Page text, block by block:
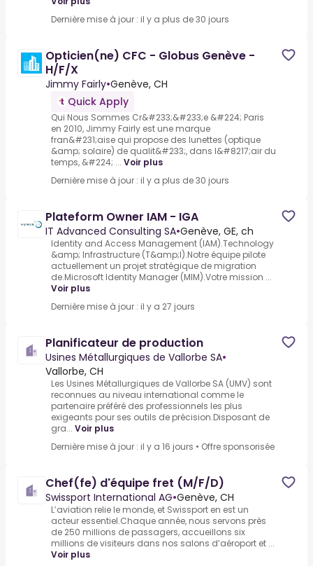
Dernière mise à jour : il y a plus de 30 jours
Opticien(ne) CFC - Globus Genève -
H/F/X
Jimmy Fairly•Genève, CH
Quick Apply
Qui Nous Sommes Cr&#233;&#233;e &#224; Paris
en 2010, Jimmy Fairly est une marque
fran&#231;aise qui propose des lunettes (optique
&amp; solaire) de qualit&#233;, dans l&#8217;air du
temps, &#224; ... Voir plus
Dernière mise à jour : il y a plus de 30 jours
Plateform Owner IAM - IGA
IT Advanced Consulting SA•Genève, GE, ch
Identity and Access Management (IAM).Technology
&amp; Infrastructure (T&amp;I).Notre équipe pilote
actuellement un projet stratégique de migration
de.Microsoft Identity Manager (MIM).Votre mission ...
Voir plus
Dernière mise à jour : il y a 27 jours
Planificateur de production
Usines Métallurgiques de Vallorbe SA•
Vallorbe, CH
Les Usines Métallurgiques de Vallorbe SA (UMV) sont
reconnues au niveau international comme le
partenaire préféré des professionnels les plus
exigeants pour ses outils de précision.Disposant de
gra... Voir plus
Dernière mise à jour : il y a 16 jours • Offre sponsorisée
Chef(fe) d'équipe fret (M/F/D)
Swissport International AG•Genève, CH
L’aviation relie le monde, et Swissport en est un
acteur essentiel.Chaque année, nous servons près
de 250 millions de passagers, accueillons six
millions de visiteurs dans nos salons d’aéroport et ...
Voir plus